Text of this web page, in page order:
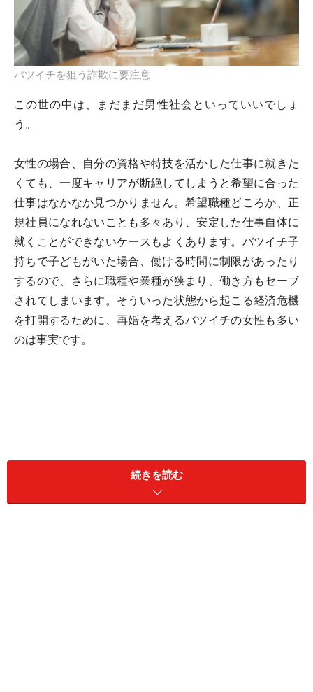
バツイチを狙う詐欺に要注意
この世の中は、まだまだ男性社会といっていいでしょ
う。
女性の場合、自分の資格や特技を活かした仕事に就きた
くても、一度キャリアが断絶してしまうと希望に合った
仕事はなかなか見つかりません。希望職種どころか、正
規社員になれないことも多々あり、安定した仕事自体に
就くことができないケースもよくあります。バツイチ子
持ちで子どもがいた場合、働ける時間に制限があったり
するので、さらに職種や業種が狭まり、働き方もセーブ
されてしまいます。そういった状態から起こる経済危機
を打開するために、再婚を考えるバツイチの女性も多い
のは事実です。
続きを読む